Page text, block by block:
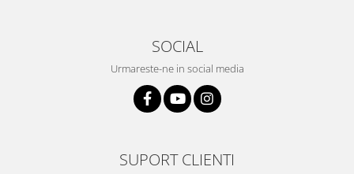
SOCIAL
Urmareste-ne in social media
SUPORT CLIENTI